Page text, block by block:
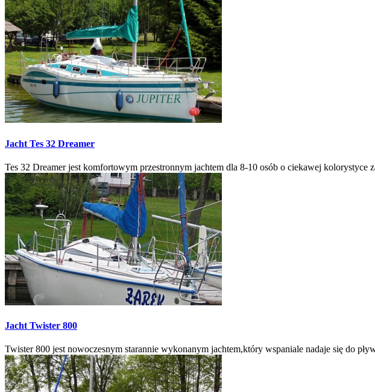
Jacht Tes 32 Dreamer
Tes 32 Dreamer jest komfortowym przestronnym jachtem dla 8-10 osób o ciekawej kolorystyce
Jacht Twister 800
Twister 800 jest nowoczesnym starannie wykonanym jachtem,który wspaniale nadaje się do